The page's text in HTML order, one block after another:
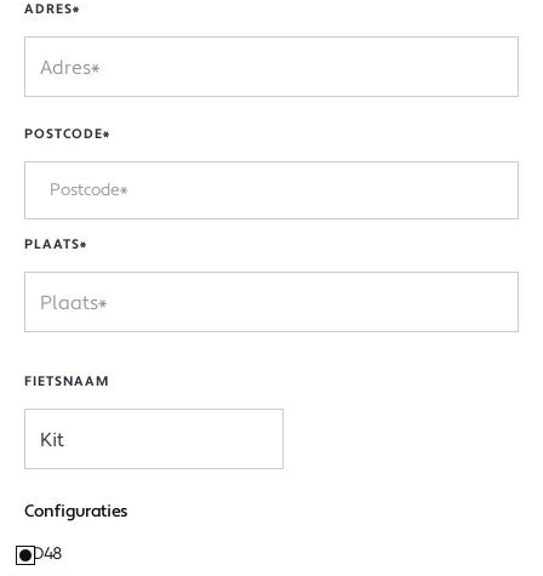
ADRES*
POSTCODE*
PLAATS*
FIETSNAAM
Configuraties
D48